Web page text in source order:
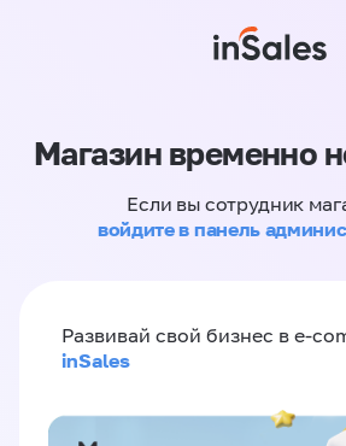
Магазин временно
Если вы сотрудник
войдите в панель
Развивай свой бизнес в e-
inSales